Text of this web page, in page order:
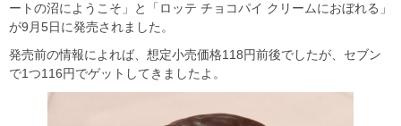
ートの沼にようこそ」と「ロッテ チョコパイ クリームにおぼれる」
が9月5日に発売されました。
発売前の情報によれば、想定小売価格118円前後でしたが、セブン
で1つ116円でゲットしてきましたよ。